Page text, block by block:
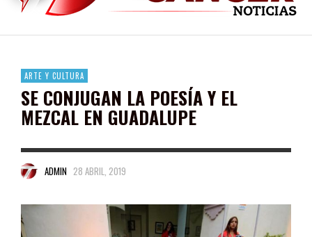
EGRESA GOBIERNO DE PEPE SALDÍVAR A 500 NUEVAS EMPRESARIAS
SON MUJERES GUADALUPENSES PRINCIPALES BENEFICIADAS DEL PROGRAMA
ARTE Y CULTURA
SE CONJUGAN LA POESÍA Y EL
MEZCAL EN GUADALUPE
ADMIN 28 ABRIL, 2019